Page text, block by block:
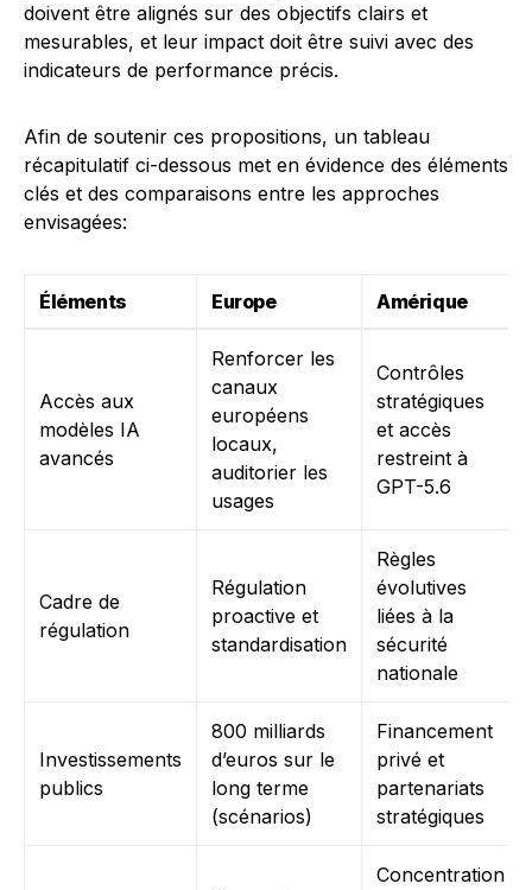
doivent être alignés sur des objectifs clairs et
mesurables, et leur impact doit être suivi avec des
indicateurs de performance précis.
Afin de soutenir ces propositions, un tableau
récapitulatif ci-dessous met en évidence des éléments
clés et des comparaisons entre les approches
envisagées:
Éléments Europe Amérique
Accès aux
modèles IA
avancés
Renforcer les
canaux
européens
locaux,
auditorier les
usages
Contrôles
stratégiques
et accès
restreint à
GPT-5.6
Cadre de
régulation
Régulation
proactive et
standardisation
Règles
évolutives
liées à la
sécurité
nationale
Investissements
publics
800 milliards
d’euros sur le
long terme
(scénarios)
Financement
privé et
partenariats
stratégiques
Concentration